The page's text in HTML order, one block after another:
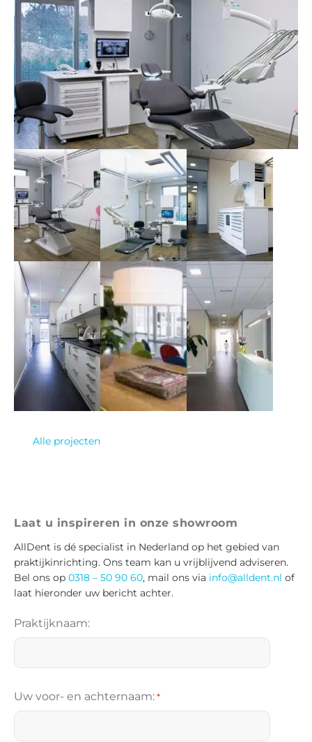
Alle projecten
Laat u inspireren in onze showroom
AllDent is dé specialist in Nederland op het gebied van
praktijkinrichting. Ons team kan u vrijblijvend adviseren.
Bel ons op 0318 – 50 90 60, mail ons via info@alldent.nl of
laat hieronder uw bericht achter.
Praktijknaam:
Uw voor- en achternaam: *